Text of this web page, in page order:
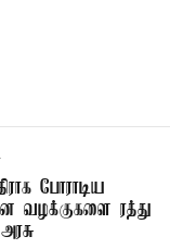
போராடிய
வழக்குகளை ரத்து